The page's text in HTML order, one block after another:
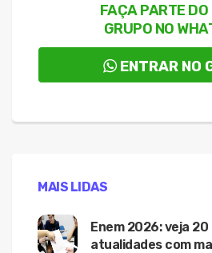
FAÇA PARTE DO
GRUPO NO
ENTRAR NO
MAIS LIDAS
Enem 2026: veja
atualidades com